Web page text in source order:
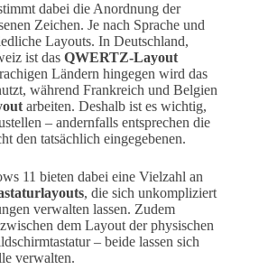
dabei die Anordnung der
Zeichen. Je nach Sprache und
Layouts. In Deutschland,
ist das QWERTZ-Layout
Ländern hingegen wird das
während Frankreich und Belgien
arbeiten. Deshalb ist es wichtig,
– andernfalls entsprechen die
den tatsächlich eingegebenen.
11 bieten dabei eine Vielzahl an
, die sich unkompliziert
verwalten lassen. Zudem
dem Layout der physischen
– beide lassen sich
verwalten.